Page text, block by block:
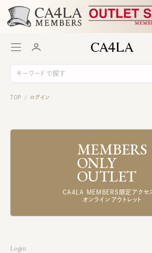
TOP / ログイン
MEMBERS
ONLY
OUTLET
CA4LA MEMBERS限定アクセ
オンラインアウトレット
Login